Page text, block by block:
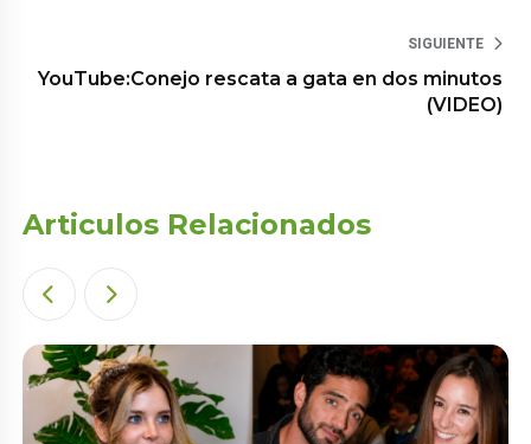
SIGUIENTE
YouTube:Conejo rescata a gata en dos minutos
(VIDEO)
Articulos Relacionados